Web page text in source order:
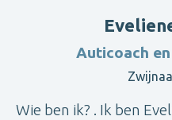
Auticoach
Wie ben ik? . Ik ben